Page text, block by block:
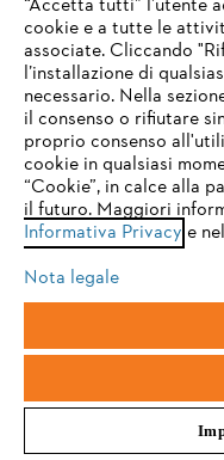
L’azienda
STIHL FAQ
Service
Termini e condizioni
Cookies
Sie nutzen einen
eine optimale Nutzung
einem der folgenden
firefox
safari
“Accetta tutti” l’utente
cookie e a tutte le
associate. Cliccando
l’installazione di
necessario. Nella
il consenso o rifiutare
proprio consenso
cookie in qualsiasi
“Cookie”, in calce alla
il futuro. Maggiori
Informativa Privacy e
Nota legale